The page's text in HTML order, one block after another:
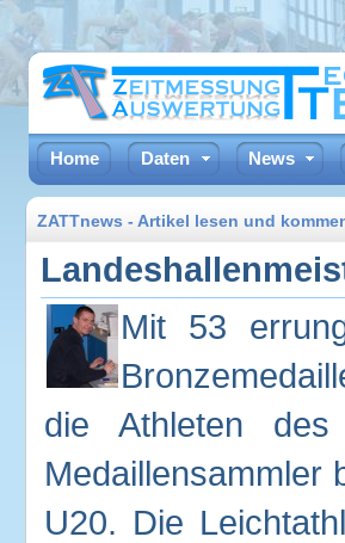
Home Daten News
ZATTnews - Artikel lesen und
Mit 53
die Athleten des
Medaillensammler
U20. Die